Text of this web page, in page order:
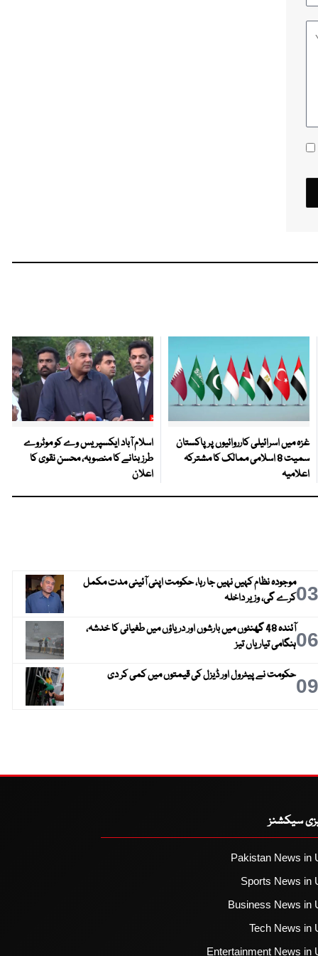
غزہ میں اسرائیلی کارروائیوں پر پاکستان
سمیت 8 اسلامی ممالک کا مشترکہ
اعلامیہ
اسلام آباد ایکسپریس وے کو موٹروے
طرز بنانے کا منصوبہ، محسن نقوی کا
اعلان
03موجودہ نظام کہیں نہیں جا رہا، حکومت اپنی آئینی مدت مکمل
کرے گی، وزیر داخلہ
06
آئندہ 48 گھنٹوں میں بارشوں اور دریاؤں میں طغیانی کا خدشہ،
ہنگامی تیاریاں تیز
09حکومت نے پیٹرول اور ڈیزل کی قیمتوں میں کمی کر دی
سیکشنز
Pakistan News in
Sports News in
Business News in
Tech News in
Entertainment News in